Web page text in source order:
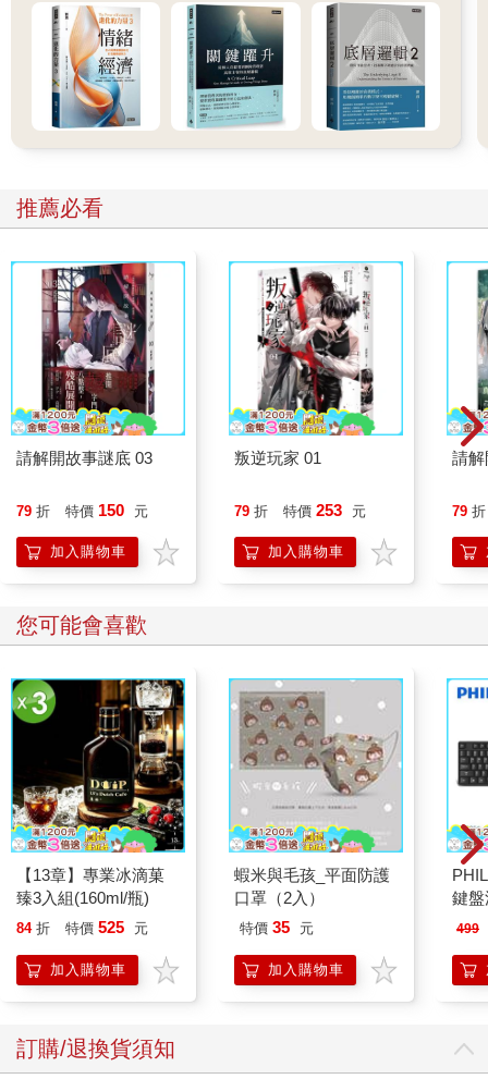
那臺灣呢？
一個臺灣的中小企業老闆，在有限的資源下，他如果想知道他的
哪些行為會有稅務風險，有沒有一個簡單好上手的自學管道？有
沒有一個人，願意一路上陪伴著他，從創業到茁壯，只提供最可
靠的稅務規劃？
如果他能夠掌握一些基本的稅務觀念，他可以在企業經營與風險
一本屬於「中小企業主」的節稅書
身為老闆的你，特別是創業初期，經常有人主動給你出主意。有
時你聽人說，一個人獨資繳的稅較少，於是你先獨資經營；過沒
多久，又有人告訴你開公司比較省稅，於是你又想把獨資改成公
司。耳根子夠軟的你也不想這麼樣反反覆覆，你只想確定，到底
誰說的才算數？哪一種企業組織型態最適合當下的你？
身為老闆的你，可能最怕聽到五月天。因為那會提醒你，今年五
月別忘了要繳稅。除了五月份的所得稅外，還有每兩個月一次的
營業稅，以及其他勞健保等稅費。林林總總加起來，你發現，有
時候你淨賺的盈餘可能還不夠撐起你當老闆的野心。於是你開始
自我懷疑，到底是能力不夠，所以賺太少？還是哪個環節忽略
身為老闆的你，要煩心的事還真不少。當你還是員工時，你只需
要為份內的事負責；但你當了老闆，你必須為員工負責，必須為
股東及債權人負責。你的責任感不斷提醒你，讓公司面臨危機就
是老闆的失職。你不僅要維持公司的財務健全，要招募、培訓與
激勵員工，還要拓展業務、更新技術，更要確保公司一切都符合
法令要求。這還不包括老闆也要有時間平衡自己的工作與家庭。
於是，你覺得壓力好大。你的步調越快，員工的心越慢，整間公
司好像圍繞著你打轉。離開學校越久，你對知識的焦慮感就越
大。你不曉得，客戶提供的這份合約究竟有沒有稅務風險？你甚
至不知道，拿到一張與實際交易對象名稱不符的發票，有沒有被
補稅或處罰的可能？
當老闆的你常對員工說「辛苦了」，但又有誰對你說一聲「辛苦
了」？
每個老闆心中都有一些關於繳稅的三兩事，那些你曾經心有不甘
的故事，卻從來沒有好好對別人說過。或許，這42個故事不只發
生在別人身上，也曾經發生在你身上。而最終，我想講的，還是
你的故事。
一本告訴你如何「精準節稅」的書
我的身分是老師，只有學生能自立，才能心安理得。我的身分是
與電腦螢幕對話的夜晚，完成了這本書。
推薦必看
請解開故事謎底 03
79 折 特價 150 元
加入購物車
叛逆玩家 01
79 折 特價 253 元
加入購物車
請解
79 折
您可能會喜歡
【13章】專業冰滴菓
臻3入組(160ml/瓶)
84 折 特價 525 元
加入購物車
蝦米與毛孩_平面防護
口罩（2入）
特價 35 元
加入購物車
鍵盤
499
訂購/退換貨須知